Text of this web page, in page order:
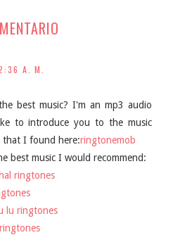
A. M.
best music? I'm an mp3 audio
to introduce you to the music
that I found here:ringtonemob
best music I would recommend:
ringtones
lu ringtones